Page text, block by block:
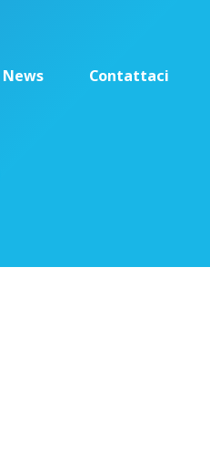
News Contattaci